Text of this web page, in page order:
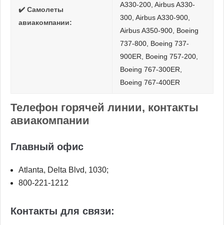
✔️ Самолеты
авиакомпании:
A330-200, Airbus A330-
300, Airbus A330-900,
Airbus A350-900, Boeing
737-800, Boeing 737-
900ER, Boeing 757-200,
Boeing 767-300ER,
Boeing 767-400ER
Телефон горячей линии, контакты
авиакомпании
Главный офис
Atlanta, Delta Blvd, 1030;
800-221-1212
Контакты для связи: